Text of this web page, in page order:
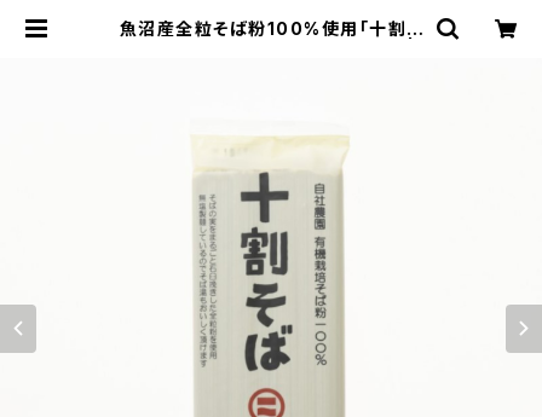
魚沼産全粒そば粉100%使用「十割そ